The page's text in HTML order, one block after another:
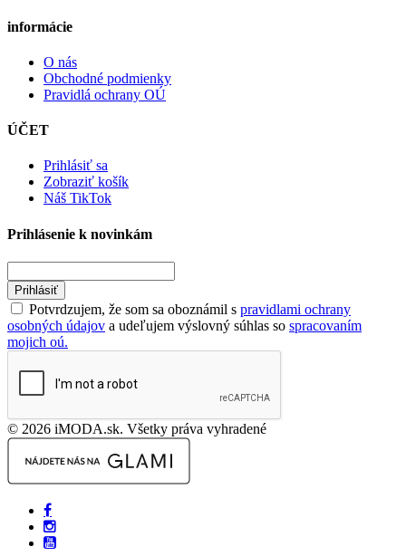
informácie
O nás
Obchodné podmienky
Pravidlá ochrany OÚ
ÚČET
Prihlásiť sa
Zobraziť košík
Náš TikTok
Prihlásenie k novinkám
Prihlásiť
Potvrdzujem, že som sa oboznámil s pravidlami ochrany
osobných údajov a udeľujem výslovný súhlas so spracovaním
mojich oú.
© 2026 iMODA.sk. Všetky práva vyhradené